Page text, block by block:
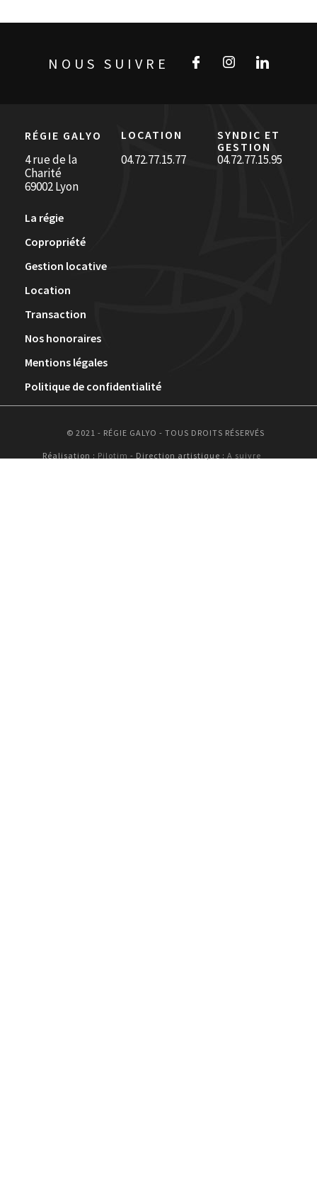
NOUS SUIVRE
RÉGIE GALYO LOCATION
SYNDIC ET
GESTION
4 rue de la
Charité
69002 Lyon
04.72.77.15.77 04.72.77.15.95
La régie
Copropriété
Gestion locative
Location
Transaction
Nos honoraires
Mentions légales
Politique de confidentialité
© 2021 - RÉGIE GALYO - TOUS DROITS RÉSERVÉS
Réalisation : Pilotim - Direction artistique : A suivre